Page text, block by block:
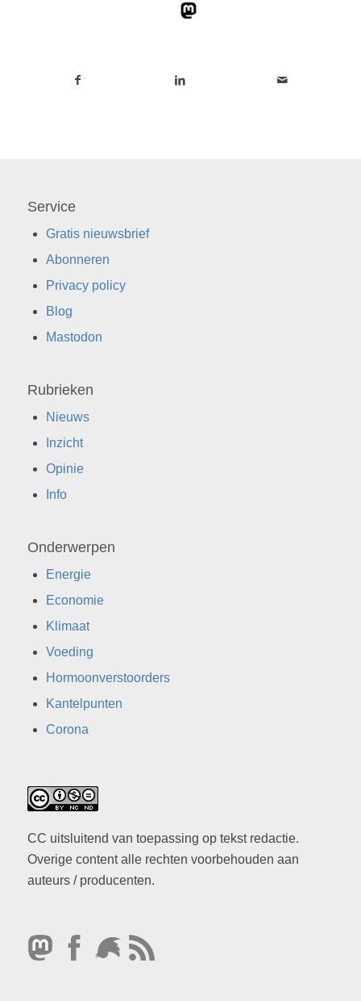
Service
Gratis nieuwsbrief
Abonneren
Privacy policy
Blog
Mastodon
Rubrieken
Nieuws
Inzicht
Opinie
Info
Onderwerpen
Energie
Economie
Klimaat
Voeding
Hormoonverstoorders
Kantelpunten
Corona
CC uitsluitend van toepassing op tekst redactie.
Overige content alle rechten voorbehouden aan
auteurs / producenten.